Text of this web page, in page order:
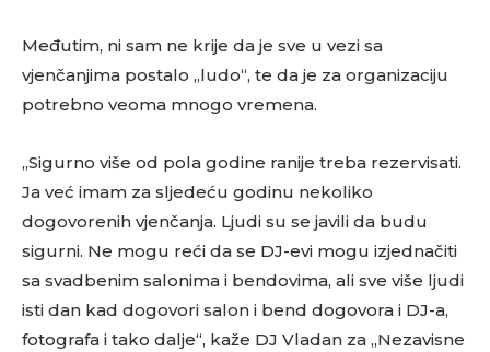
Međutim, ni sam ne krije da je sve u vezi sa
vjenčanjima postalo „ludo“, te da je za organizaciju
potrebno veoma mnogo vremena.
„Sigurno više od pola godine ranije treba rezervisati.
Ja već imam za sljedeću godinu nekoliko
dogovorenih vjenčanja. Ljudi su se javili da budu
sigurni. Ne mogu reći da se DJ-evi mogu izjednačiti
sa svadbenim salonima i bendovima, ali sve više ljudi
isti dan kad dogovori salon i bend dogovora i DJ-a,
fotografa i tako dalje“, kaže DJ Vladan za „Nezavisne